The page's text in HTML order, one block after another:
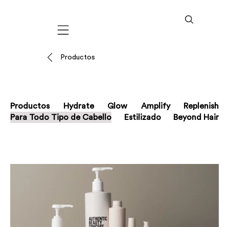
Mobile navigation
Productos
Productos Hydrate Glow Amplify
Replenish
Para Todo Tipo de Cabello
Estilizado Beyond Hair